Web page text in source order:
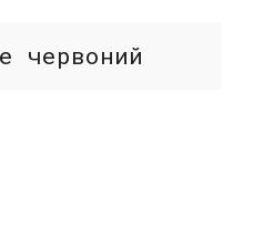
червоний